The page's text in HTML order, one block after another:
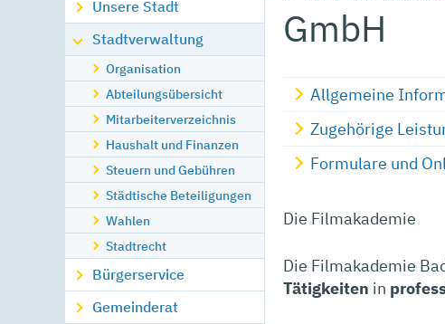
Unsere Stadt
Stadtverwaltung
Organisation
Abteilungsübersicht
Mitarbeiterverzeichnis
Haushalt und Finanzen
Steuern und Gebühren
Städtische Beteiligungen
Wahlen
Stadtrecht
Bürgerservice
Gemeinderat
GmbH
Allgemeine
Zugehörige
Formulare und
Die Filmakademie
Die Filmakademie
Tätigkeiten in